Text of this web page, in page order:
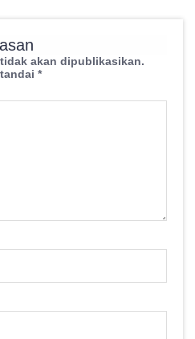
akan dipublikasikan.
*